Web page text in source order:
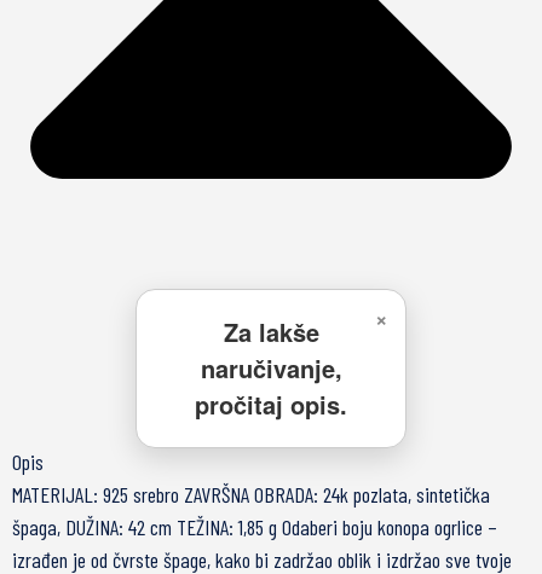
Opis
MATERIJAL: 925 srebro ZAVRŠNA OBRADA: 24k pozlata, sintetička
špaga, DUŽINA: 42 cm TEŽINA: 1,85 g Odaberi boju konopa ogrlice –
izrađen je od čvrste špage, kako bi zadržao oblik i izdržao sve tvoje
×
Za lakše
naručivanje,
pročitaj opis.